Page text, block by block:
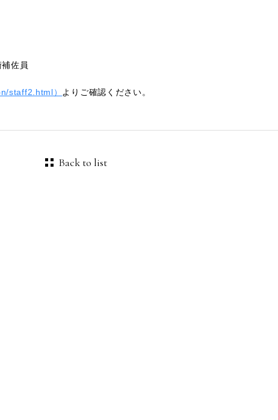
佐員
staff2.html） よりご確認ください。
Back to list